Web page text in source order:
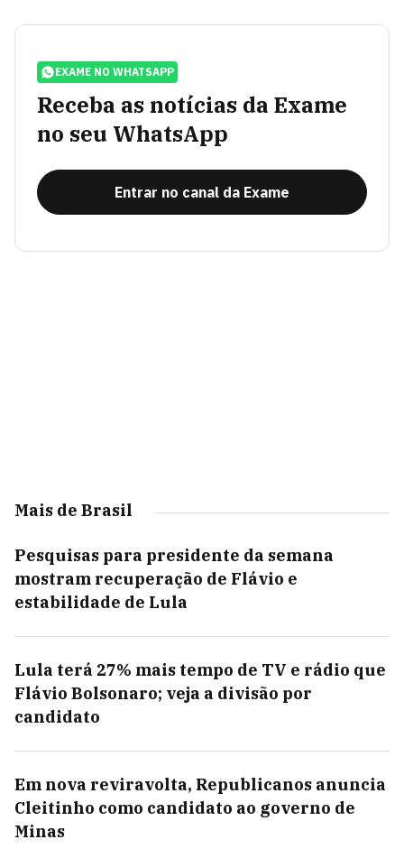
EXAME NO WHATSAPP
Receba as notícias da Exame
no seu WhatsApp
Entrar no canal da Exame
Mais de Brasil
Pesquisas para presidente da semana
mostram recuperação de Flávio e
estabilidade de Lula
Lula terá 27% mais tempo de TV e rádio que
Flávio Bolsonaro; veja a divisão por
candidato
Em nova reviravolta, Republicanos anuncia
Cleitinho como candidato ao governo de
Minas